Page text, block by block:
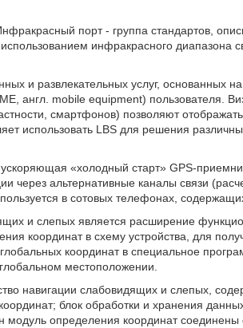
порт - группа стандартов,
инфракрасного диапазона
и развлекательных услуг, основанных
англ. mobile equipment) пользователя.
смартфонов) позволяют
использовать LBS для решения
«холодный старт» GPS-
через альтернативные каналы связи
в сотовых телефонах,
и слепых является расширение
координат в схему устройства, для
координат в специальное
местоположении.
навигации слабовидящих и слепых,
блок обработки и хранения
модуль определения координат